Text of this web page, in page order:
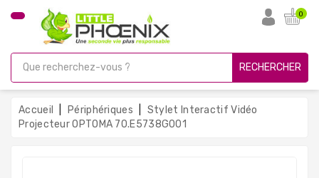
CATÉGORIE
Gamer
Unités
Centrales
Reconditionnées
0
RECHERCHER
Accueil Périphériques
Stylet Interactif Vidéo
Projecteur OPTOMA 70.E5738G001